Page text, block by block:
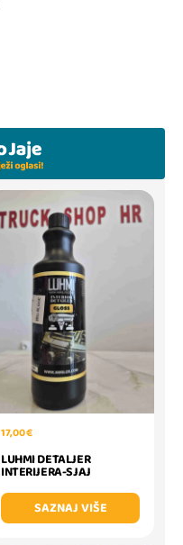
17,00 €
LUHMI DETALJER
INTERIJERA-SJAJ
SAZNAJ VIŠE